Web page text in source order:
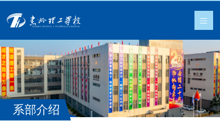
系部介绍